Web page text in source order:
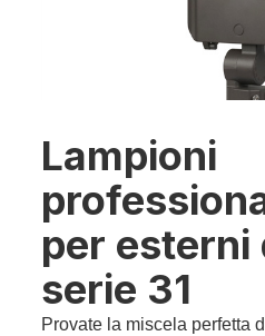
Lampioni
per esterni
serie 31
Provate la miscela perfetta